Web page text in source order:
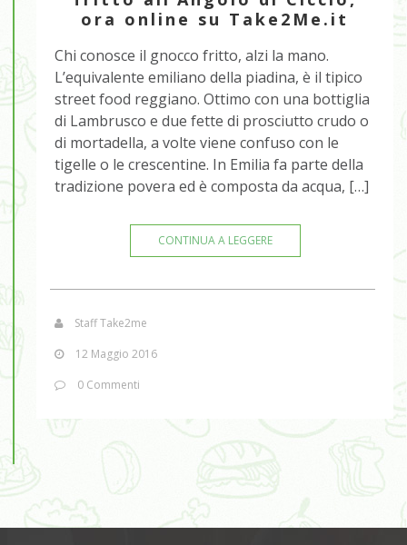
ora online su Take2Me.it
Chi conosce il gnocco fritto, alzi la mano.
L’equivalente emiliano della piadina, è il tipico
street food reggiano. Ottimo con una bottiglia
di Lambrusco e due fette di prosciutto crudo o
di mortadella, a volte viene confuso con le
tigelle o le crescentine. In Emilia fa parte della
tradizione povera ed è composta da acqua, […]
CONTINUA A LEGGERE
Staff Take2me
12 Maggio 2016
0 Commenti